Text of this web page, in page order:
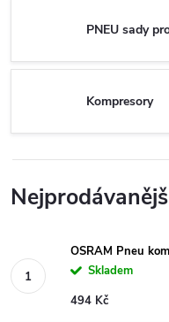
PNEU sady
Kompresory
OSRAM Pneu
Skladem
494 Kč